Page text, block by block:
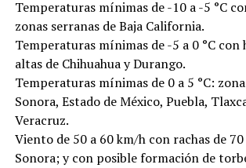
Temperaturas mínimas de -10 a -5 °C
zonas serranas de Baja California.
Temperaturas mínimas de -5 a 0 °C con
altas de Chihuahua y Durango.
Temperaturas mínimas de 0 a 5 °C:
Sonora, Estado de México, Puebla,
Veracruz.
Viento de 50 a 60 km/h con rachas de
Sonora; y con posible formación de